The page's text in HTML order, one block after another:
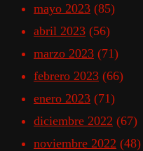
mayo 2023 (85)
abril 2023 (56)
marzo 2023 (71)
febrero 2023 (66)
enero 2023 (71)
diciembre 2022 (67)
noviembre 2022 (48)